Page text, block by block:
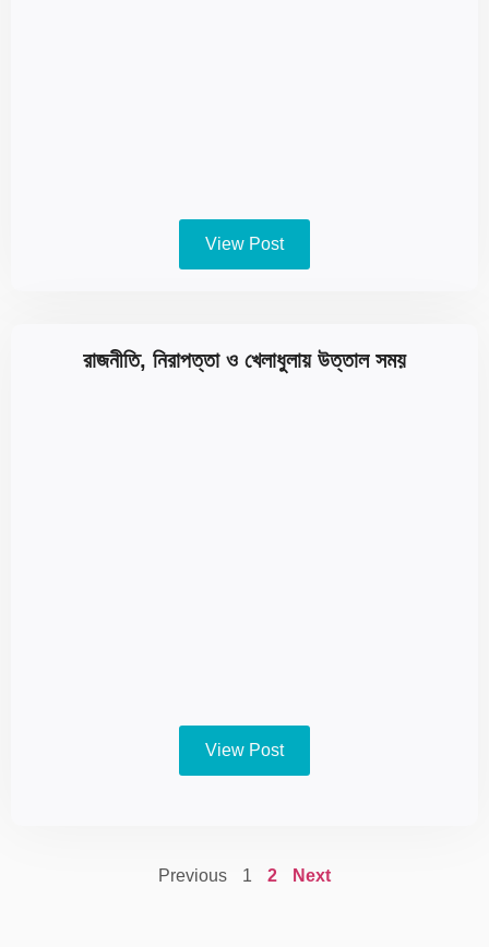
View Post
রাজনীতি, নিরাপত্তা ও খেলাধুলায় উত্তাল সময়
View Post
Previous 1 2 Next